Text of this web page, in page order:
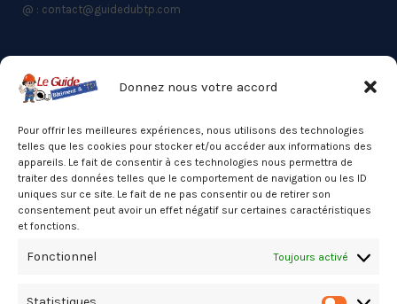
Donnez nous votre accord
Pour offrir les meilleures expériences, nous utilisons des technologies
telles que les cookies pour stocker et/ou accéder aux informations des
appareils. Le fait de consentir à ces technologies nous permettra de
traiter des données telles que le comportement de navigation ou les ID
uniques sur ce site. Le fait de ne pas consentir ou de retirer son
consentement peut avoir un effet négatif sur certaines caractéristiques
et fonctions.
Fonctionnel Toujours activé
@ : contact@guidedubtp.com
ACCES RAPIDE
Actualités du BTP
Annuaire
Besoin d’un professionnel ?
Mentions légales